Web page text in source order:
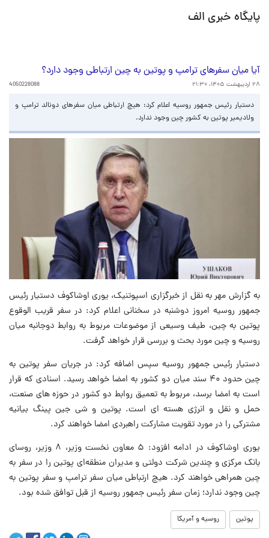
پایگاه خبری الف
آیا میان سفرهای ترامپ و پوتین به چین ارتباطی وجود دارد؟
۲۸ اردیبهشت ۱۴۰۵، ۲۱:۳۰ 4050228088
دستیار رئیس‌ جمهور روسیه اعلام کرد: هیچ ارتباطی میان سفرهای دونالد ترامپ و
ولادیمیر پوتین به کشور چین وجود ندارد.
به گزارش مهر به نقل از خبرگزاری اسپوتنیک، یوری اوشاکوف دستیار رئیس‌
جمهور روسیه امروز دوشنبه در سخنانی اعلام کرد: در سفر قریب‌ الوقوع
پوتین به چین، طیف وسیعی از موضوعات مربوط به روابط دوجانبه میان
روسیه و چین مورد بحث و بررسی قرار خواهد گرفت.
دستیار رئیس‌ جمهور روسیه سپس اضافه کرد: در جریان سفر پوتین به
چین حدود ۴۰ سند میان دو کشور به امضا خواهد رسید. اسنادی که قرار
است به امضا برسد، مربوط به تعمیق روابط دو کشور در حوزه‌ های صنعت،
حمل و نقل و انرژی هسته‌ ای است. پوتین و شی جین پینگ بیانیه
مشترکی را در مورد تقویت مشارکت راهبردی امضا خواهند کرد.
یوری اوشاکوف در ادامه افزود: ۵ معاون نخست وزیر، ۸ وزیر، روسای
بانک مرکزی و چندین شرکت دولتی و مدیران منطقه‌ای پوتین را در سفر به
چین همراهی خواهند کرد. هیچ ارتباطی میان سفر ترامپ و سفر پوتین به
چین وجود ندارد؛ زمان سفر رئیس جمهور روسیه از قبل توافق شده بود.
پوتین روسیه و آمریکا